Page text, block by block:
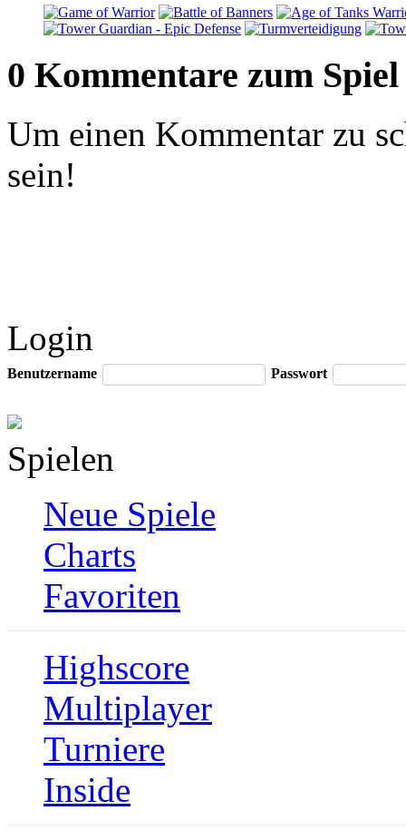
0 Kommentare zum Spiel
Um einen Kommentar zu
sein!
Login
Benutzername Passwort
Spielen
Neue Spiele
Charts
Favoriten
Highscore
Multiplayer
Turniere
Inside